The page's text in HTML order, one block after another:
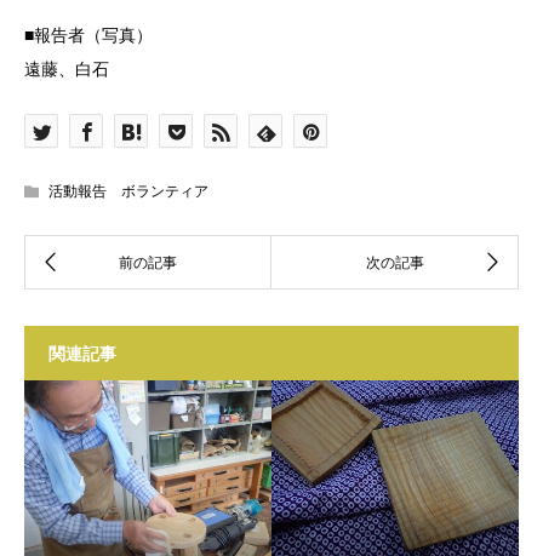
■報告者（写真）
遠藤、白石
活動報告 ボランティア
関連記事